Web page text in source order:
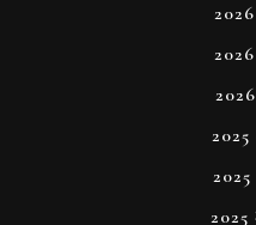
2025
2025